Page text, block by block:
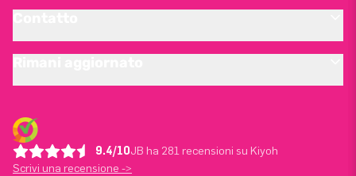
9.4/10JB ha 281 recensioni su Kiyoh
Scrivi una recensione ->